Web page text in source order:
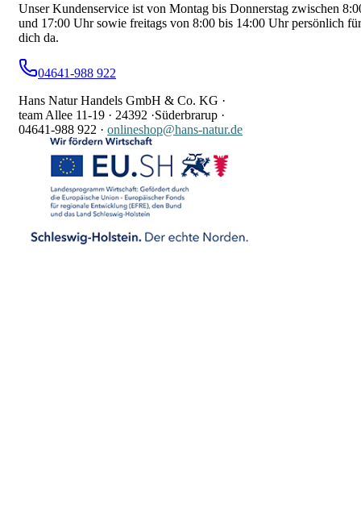
Unser Kundenservice ist von Montag bis Donnerstag zwischen
und 17:00 Uhr sowie freitags von 8:00 bis 14:00 Uhr persönlich für
dich da.
04641-988 922
Hans Natur Handels GmbH & Co. KG ·
team Allee 11-19 · 24392 ·Süderbrarup ·
04641-988 922 · onlineshop@hans-natur.de